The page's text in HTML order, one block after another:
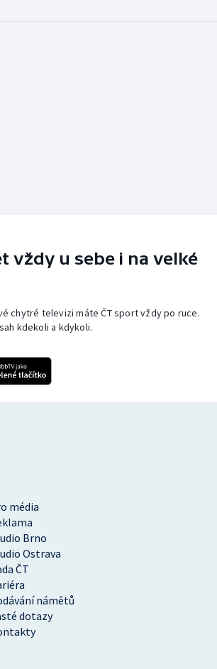
vždy u sebe i na velké
chytré televizi máte ČT sport vždy po ruce.
kdekoli a kdykoli.
média
Brno
Ostrava
ČT
námětů
dotazy